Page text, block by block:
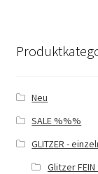
Neu
SALE %%%
GLITZER -
Glitzer FEIN